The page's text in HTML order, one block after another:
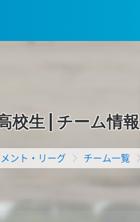
校生 チーム情報
メント・リーグ チーム一覧